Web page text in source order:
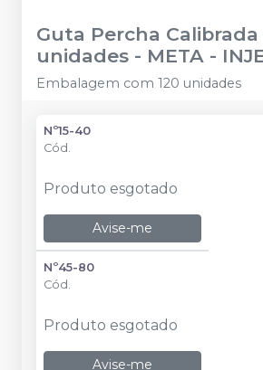
Guta Percha Calibrada
unidades - META -
Embalagem com 120 unidades
Nº15-40
Cód.
Produto esgotado
Avise-me
Nº45-80
Cód.
Produto esgotado
Avise-me